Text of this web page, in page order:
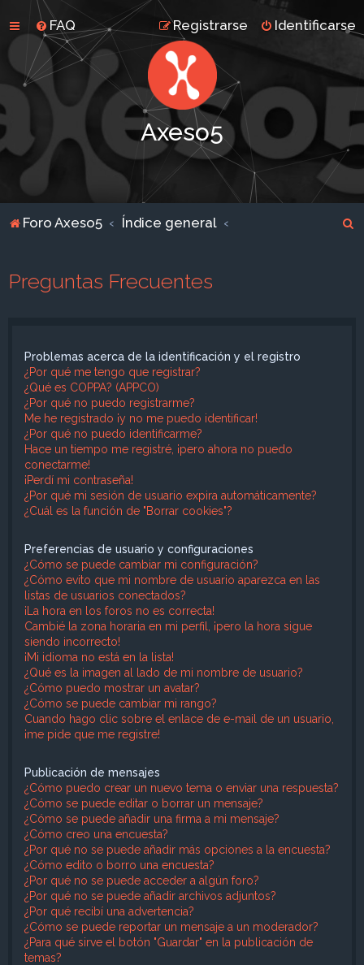
FAQ Identificarse
Registrarse
Axeso5
Foro Axeso5 Índice general
Preguntas Frecuentes
Problemas acerca de la identificación y el registro
¿Por qué me tengo que registrar?
¿Qué es COPPA? (APPCO)
¿Por qué no puedo registrarme?
Me he registrado ¡y no me puedo identificar!
¿Por qué no puedo identificarme?
Hace un tiempo me registré, ¡pero ahora no puedo
conectarme!
¡Perdí mi contraseña!
¿Por qué mi sesión de usuario expira automáticamente?
¿Cuál es la función de "Borrar cookies"?
Preferencias de usuario y configuraciones
¿Cómo se puede cambiar mi configuración?
¿Cómo evito que mi nombre de usuario aparezca en las
listas de usuarios conectados?
¡La hora en los foros no es correcta!
Cambié la zona horaria en mi perfil, ¡pero la hora sigue
siendo incorrecto!
¡Mi idioma no está en la lista!
¿Qué es la imagen al lado de mi nombre de usuario?
¿Cómo puedo mostrar un avatar?
¿Cómo se puede cambiar mi rango?
Cuando hago clic sobre el enlace de e-mail de un usuario,
¡me pide que me registre!
Publicación de mensajes
¿Cómo puedo crear un nuevo tema o enviar una respuesta?
¿Cómo se puede editar o borrar un mensaje?
¿Cómo se puede añadir una firma a mi mensaje?
¿Cómo creo una encuesta?
¿Por qué no se puede añadir más opciones a la encuesta?
¿Cómo edito o borro una encuesta?
¿Por qué no se puede acceder a algún foro?
¿Por qué no se puede añadir archivos adjuntos?
¿Por qué recibí una advertencia?
¿Cómo se puede reportar un mensaje a un moderador?
¿Para qué sirve el botón "Guardar" en la publicación de
temas?